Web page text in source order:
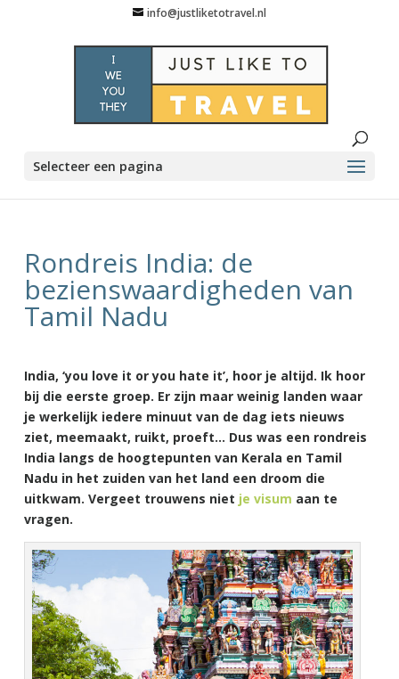
info@justliketotravel.nl
Selecteer een pagina
Rondreis India: de
bezienswaardigheden van
Tamil Nadu
India, ‘you love it or you hate it’, hoor je altijd. Ik hoor
bij die eerste groep. Er zijn maar weinig landen waar
je werkelijk iedere minuut van de dag iets nieuws
ziet, meemaakt, ruikt, proeft… Dus was een rondreis
India langs de hoogtepunten van Kerala en Tamil
Nadu in het zuiden van het land een droom die
uitkwam. Vergeet trouwens niet je visum aan te
vragen.